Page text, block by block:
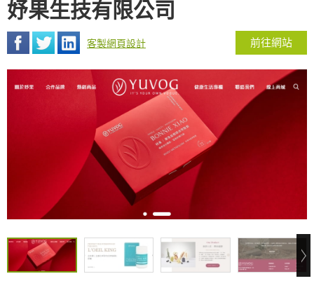
妤果生技有限公司
客製網頁設計 前往網站